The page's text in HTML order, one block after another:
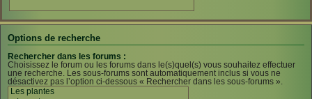
Options de recherche
Rechercher dans les forums :
Choisissez le forum ou les forums dans le(s)quel(s) vous souhaitez effectuer
une recherche. Les sous-forums sont automatiquement inclus si vous ne
désactivez pas l’option ci-dessous « Rechercher dans les sous-forums ».